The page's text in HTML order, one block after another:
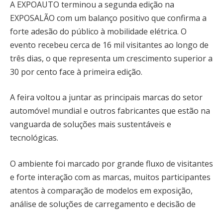
A EXPOAUTO terminou a segunda edição na
EXPOSALÃO com um balanço positivo que confirma a
forte adesão do público à mobilidade elétrica. O
evento recebeu cerca de 16 mil visitantes ao longo de
três dias, o que representa um crescimento superior a
30 por cento face à primeira edição.
A feira voltou a juntar as principais marcas do setor
automóvel mundial e outros fabricantes que estão na
vanguarda de soluções mais sustentáveis e
tecnológicas.
O ambiente foi marcado por grande fluxo de visitantes
e forte interação com as marcas, muitos participantes
atentos à comparação de modelos em exposição,
análise de soluções de carregamento e decisão de